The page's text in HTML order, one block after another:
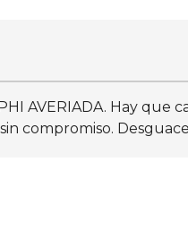
AVERIADA. Hay que
compromiso.